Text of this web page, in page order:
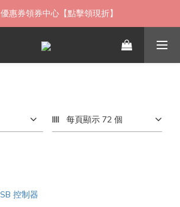
送貨海外寄送，歡迎直接與我們聯繫
惠券領券中心【點擊領現折】
送貨海外寄送，歡迎直接與我們聯繫
每頁顯示 72 個